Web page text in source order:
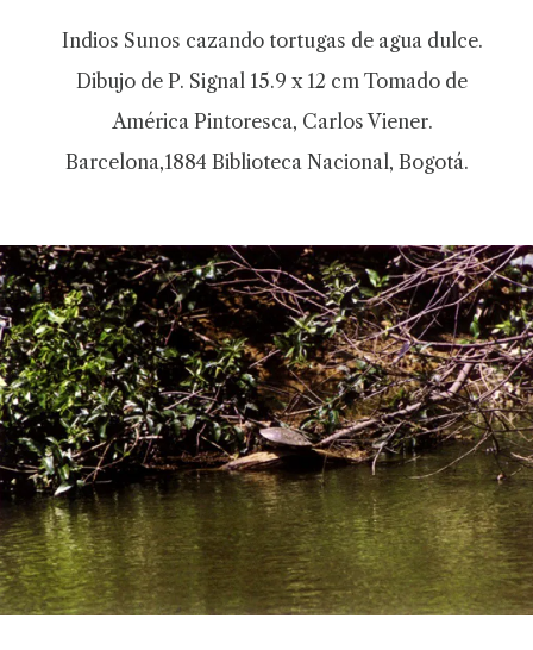
Indios Sunos cazando tortugas de agua dulce.
Dibujo de P. Signal 15.9 x 12 cm Tomado de
América Pintoresca, Carlos Viener.
Barcelona,1884 Biblioteca Nacional, Bogotá.